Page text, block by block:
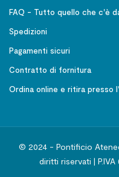
FAQ - Tutto quello che c'è
Spedizioni
Pagamenti sicuri
Contratto di fornitura
Ordina online e ritira presso
© 2024 - Pontificio
diritti riservati | P.IVA